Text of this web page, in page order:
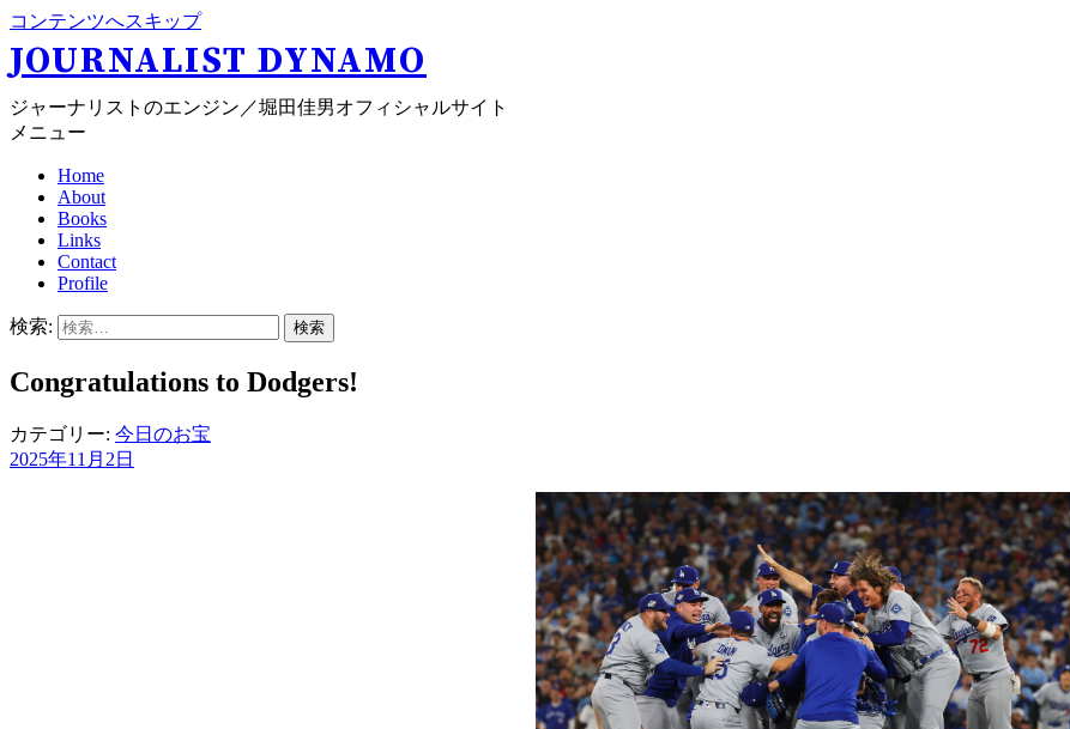
コンテンツへスキップ
JOURNALIST DYNAMO
ジャーナリストのエンジン／堀田佳男オフィシャルサイト
メニュー
Home
About
Books
Links
Contact
Profile
検索:
Congratulations to Dodgers!
カテゴリー: 今日のお宝
2025年11月2日